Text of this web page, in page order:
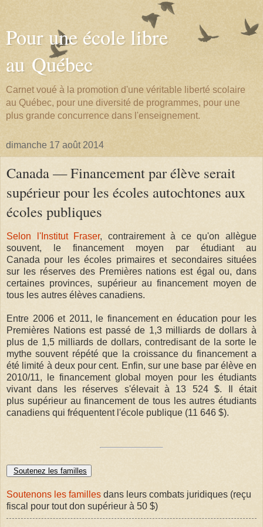
Pour une école libre
au Québec
Carnet voué à la promotion d'une véritable liberté scolaire
au Québec, pour une diversité de programmes, pour une
plus grande concurrence dans l'enseignement.
dimanche 17 août 2014
Canada — Financement par élève serait
supérieur pour les écoles autochtones aux
écoles publiques
Selon l'Institut Fraser, contrairement à ce qu'on allègue
souvent, le financement moyen par étudiant au
Canada pour les écoles primaires et secondaires situées
sur les réserves des Premières nations est égal ou, dans
certaines provinces, supérieur au financement moyen de
tous les autres élèves canadiens.
Entre 2006 et 2011, le financement en éducation pour les
Premières Nations est passé de 1,3 milliards de dollars à
plus de 1,5 milliards de dollars, contredisant de la sorte le
mythe souvent répété que la croissance du financement a
été limité à deux pour cent. Enfin, sur une base par élève en
2010/11, le financement global moyen pour les étudiants
vivant dans les réserves s'élevait à 13 524 $. Il était
plus supérieur au financement de tous les autres étudiants
canadiens qui fréquentent l'école publique (11 646 $).
Soutenez les familles
Soutenons les familles dans leurs combats juridiques (reçu
fiscal pour tout don supérieur à 50 $)